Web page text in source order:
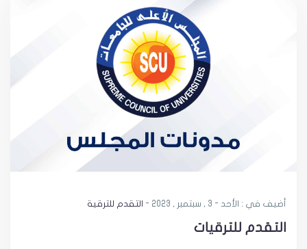
أضيف في : الأحد - 3 , سبتمبر , 2023 - التقدم للترقية
التقدم للترقيات